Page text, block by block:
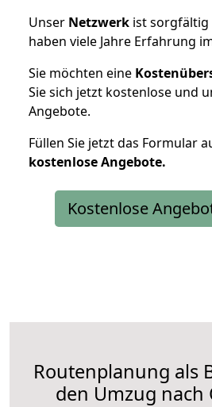
Unser Netzwerk ist
haben viele Jahre Erfahrung
Sie möchten eine
Sie sich jetzt kostenlose und
Angebote.
Füllen Sie jetzt das Formular
kostenloseAngebote.
Kostenlose
Routenplanung als
den Umzug